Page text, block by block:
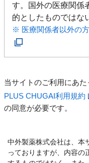
す。国外の医療関係
的としたものではな
※ 医療関係者以外の
当サイトのご利用にあた
PLUS CHUGAI利用規約
の同意が必要です。
中外製薬株式会社は、本
っておりますが、内容の